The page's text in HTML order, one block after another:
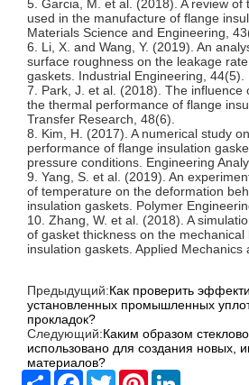
5. Garcia, M. et al. (2018). A review of
used in the manufacture of flange
Materials Science and Engineering,
6. Li, X. and Wang, Y. (2019). An
surface roughness on the leakage
gaskets. Industrial Engineering, 44(5).
7. Park, J. et al. (2018). The influence
the thermal performance of flange
Transfer Research, 48(6).
8. Kim, H. (2017). A numerical study
performance of flange insulation
pressure conditions. Engineering
9. Yang, S. et al. (2019). An
of temperature on the deformation
insulation gaskets. Polymer
10. Zhang, W. et al. (2018). A
of gasket thickness on the
insulation gaskets. Applied Mechanics
Предыдущий:Как проверить
установленных промышленных
прокладок?
Следующий:Каким образом
использовано для создания новых,
материалов?
Share Facebook
TwitterPinterest